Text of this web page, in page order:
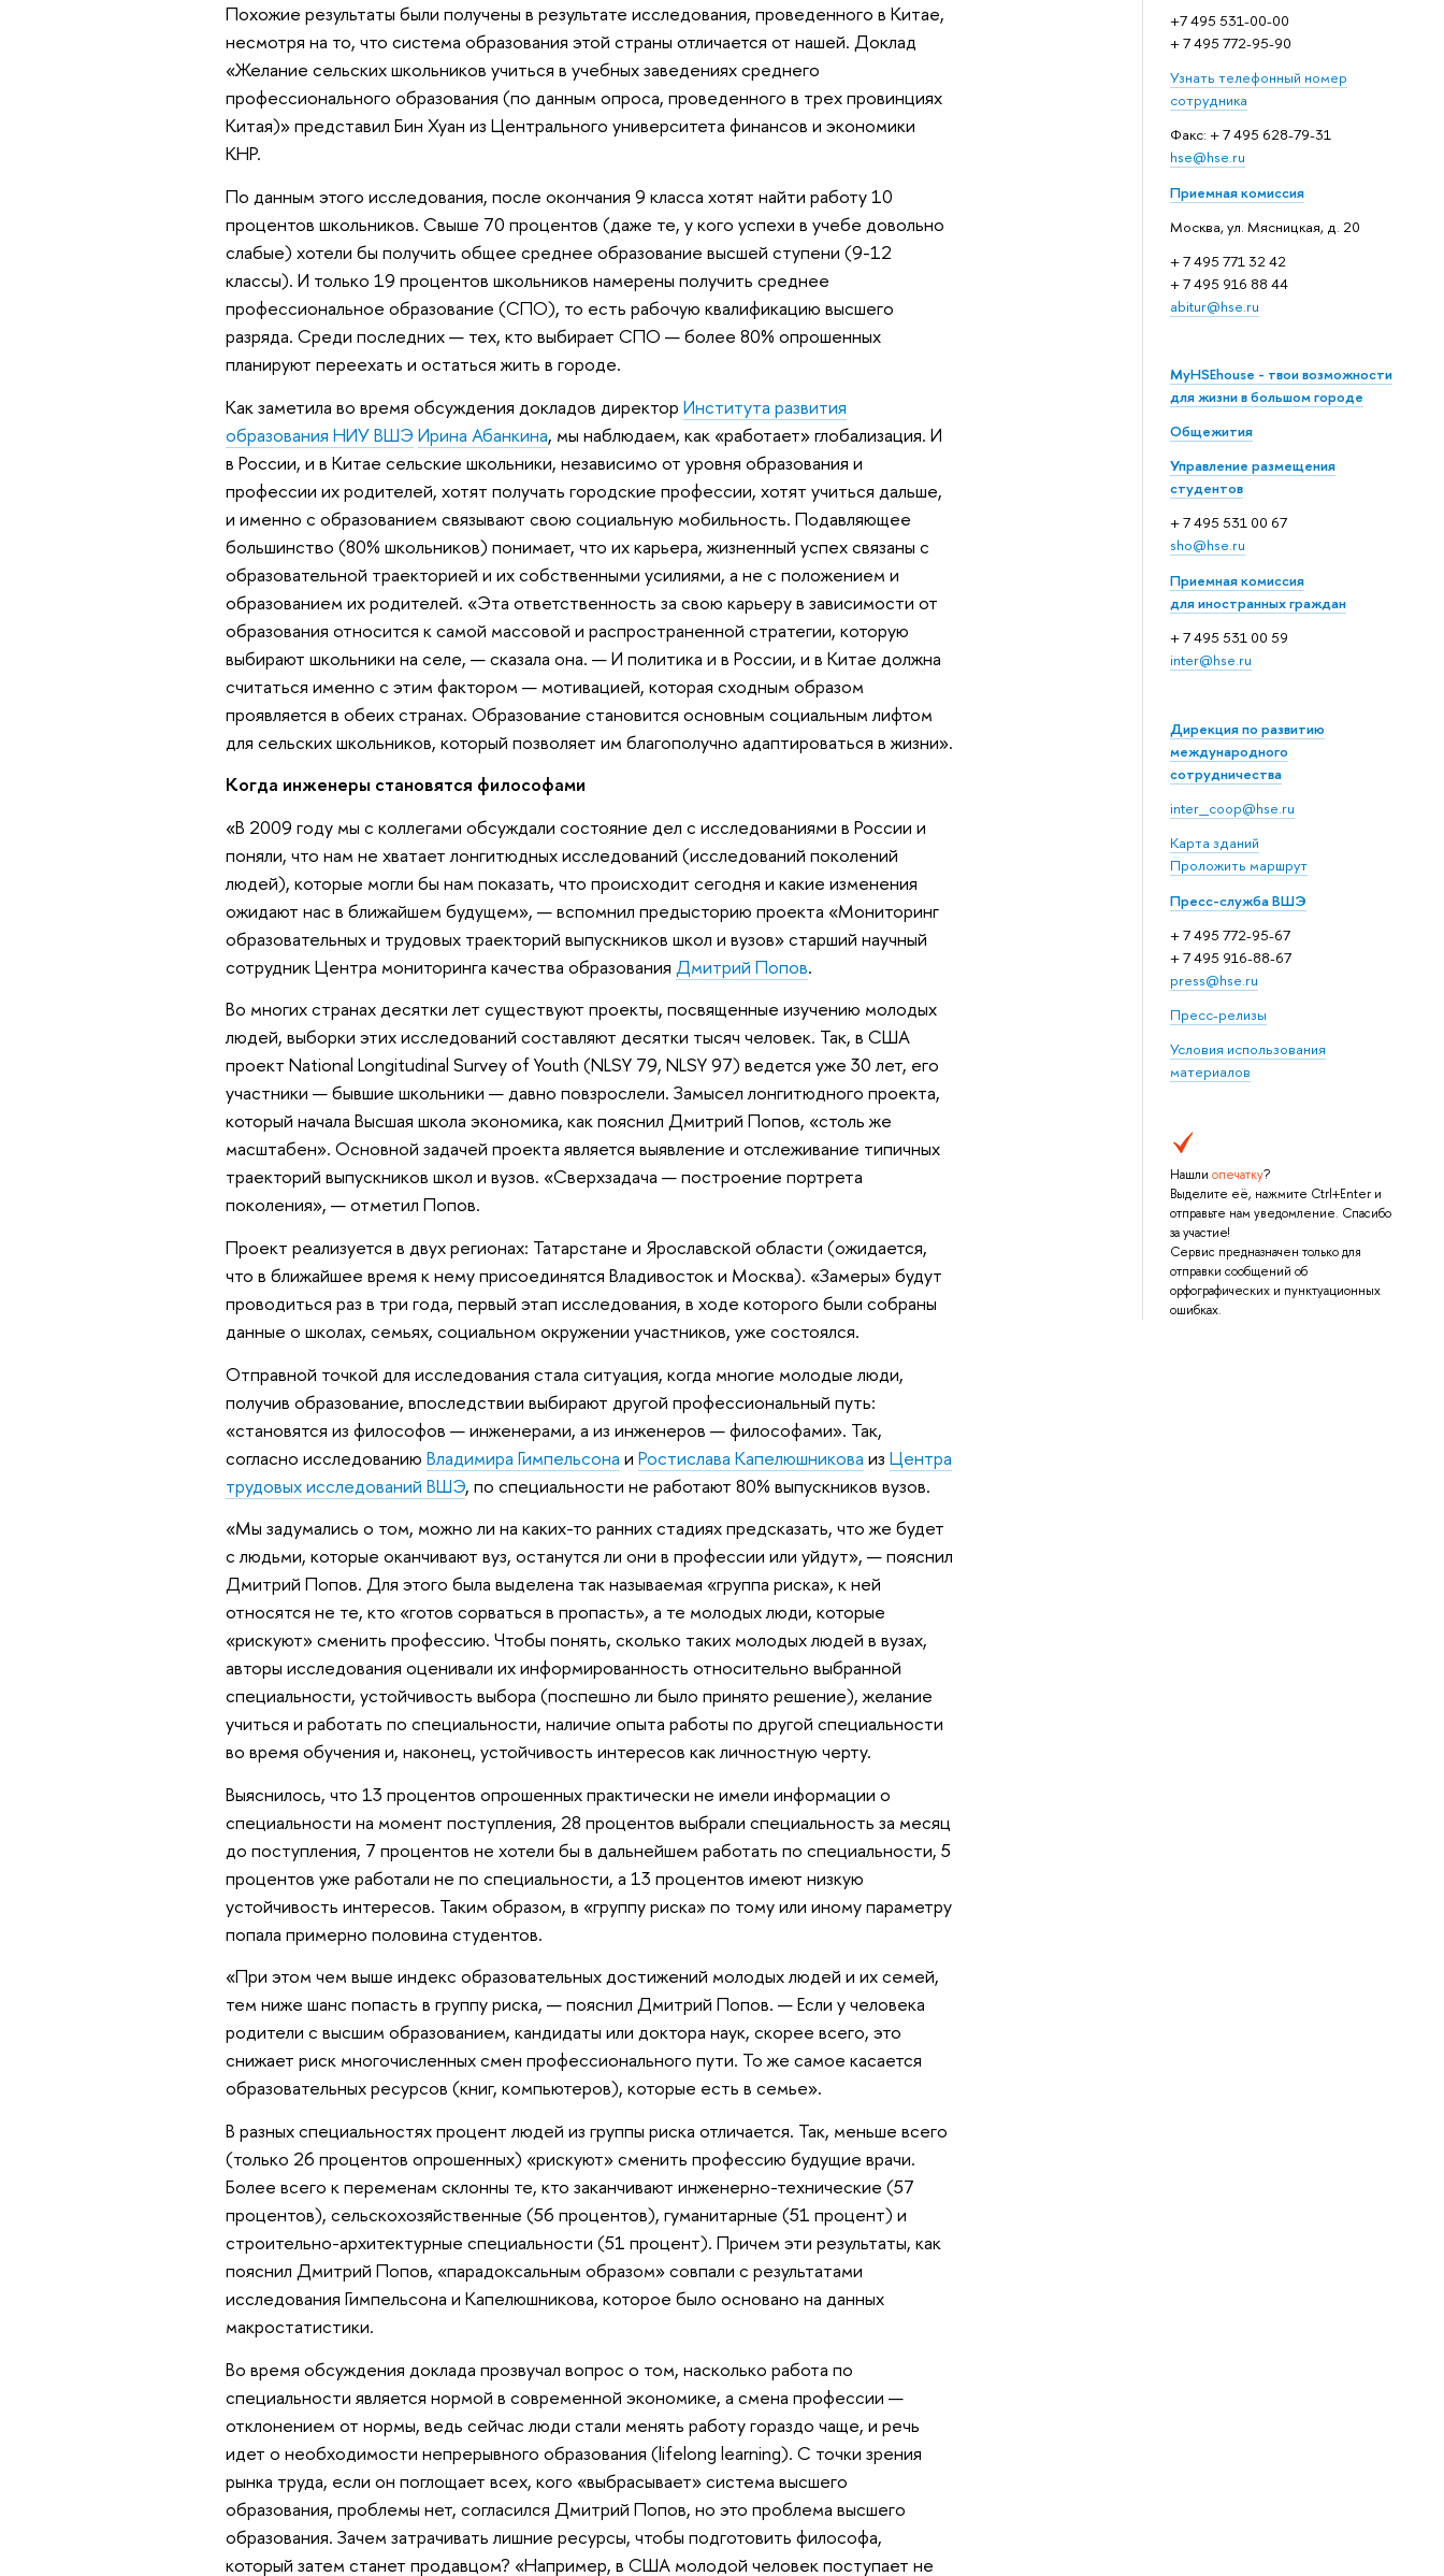
+7 495 531-00-00
+ 7 495 772-95-90
Узнать телефонный номер
сотрудника
Факс: + 7 495 628-79-31
hse@hse.ru
Приемная комиссия
Москва, ул. Мясницкая, д. 20
+ 7 495 771 32 42
+ 7 495 916 88 44
abitur@hse.ru
MyHSEhouse - твои возможности
для жизни в большом городе
Общежития
Управление размещения
студентов
+ 7 495 531 00 67
sho@hse.ru
Приемная комиссия
для иностранных граждан
+ 7 495 531 00 59
inter@hse.ru
Дирекция по развитию
международного
сотрудничества
inter_coop@hse.ru
Карта зданий
Проложить маршрут
Пресс-служба ВШЭ
+ 7 495 772-95-67
+ 7 495 916-88-67
press@hse.ru
Пресс-релизы
Условия использования
материалов
Нашли опечатку?
Выделите её, нажмите Ctrl+Enter и
отправьте нам уведомление. Спасибо
за участие!
Сервис предназначен только для
отправки сообщений об
орфографических и пунктуационных
ошибках.
Похожие результаты были получены в результате исследования, проведенного в Китае,
несмотря на то, что система образования этой страны отличается от нашей. Доклад
«Желание сельских школьников учиться в учебных заведениях среднего
профессионального образования (по данным опроса, проведенного в трех провинциях
Китая)» представил Бин Хуан из Центрального университета финансов и экономики
КНР.
По данным этого исследования, после окончания 9 класса хотят найти работу 10
процентов школьников. Свыше 70 процентов (даже те, у кого успехи в учебе довольно
слабые) хотели бы получить общее среднее образование высшей ступени (9-12
классы). И только 19 процентов школьников намерены получить среднее
профессиональное образование (СПО), то есть рабочую квалификацию высшего
разряда. Среди последних — тех, кто выбирает СПО — более 80% опрошенных
планируют переехать и остаться жить в городе.
Как заметила во время обсуждения докладов директор Института развития
образования НИУ ВШЭ Ирина Абанкина, мы наблюдаем, как «работает» глобализация. И
в России, и в Китае сельские школьники, независимо от уровня образования и
профессии их родителей, хотят получать городские профессии, хотят учиться дальше,
и именно с образованием связывают свою социальную мобильность. Подавляющее
большинство (80% школьников) понимает, что их карьера, жизненный успех связаны с
образовательной траекторией и их собственными усилиями, а не с положением и
образованием их родителей. «Эта ответственность за свою карьеру в зависимости от
образования относится к самой массовой и распространенной стратегии, которую
выбирают школьники на селе, — сказала она. — И политика и в России, и в Китае должна
считаться именно с этим фактором — мотивацией, которая сходным образом
проявляется в обеих странах. Образование становится основным социальным лифтом
для сельских школьников, который позволяет им благополучно адаптироваться в жизни».
Когда инженеры становятся философами
«В 2009 году мы с коллегами обсуждали состояние дел с исследованиями в России и
поняли, что нам не хватает лонгитюдных исследований (исследований поколений
людей), которые могли бы нам показать, что происходит сегодня и какие изменения
ожидают нас в ближайшем будущем», — вспомнил предысторию проекта «Мониторинг
образовательных и трудовых траекторий выпускников школ и вузов» старший научный
сотрудник Центра мониторинга качества образования Дмитрий Попов.
Во многих странах десятки лет существуют проекты, посвященные изучению молодых
людей, выборки этих исследований составляют десятки тысяч человек. Так, в США
проект National Longitudinal Survey of Youth (NLSY 79, NLSY 97) ведется уже 30 лет, его
участники — бывшие школьники — давно повзрослели. Замысел лонгитюдного проекта,
который начала Высшая школа экономика, как пояснил Дмитрий Попов, «столь же
масштабен». Основной задачей проекта является выявление и отслеживание типичных
траекторий выпускников школ и вузов. «Сверхзадача — построение портрета
поколения», — отметил Попов.
Проект реализуется в двух регионах: Татарстане и Ярославской области (ожидается,
что в ближайшее время к нему присоединятся Владивосток и Москва). «Замеры» будут
проводиться раз в три года, первый этап исследования, в ходе которого были собраны
данные о школах, семьях, социальном окружении участников, уже состоялся.
Отправной точкой для исследования стала ситуация, когда многие молодые люди,
получив образование, впоследствии выбирают другой профессиональный путь:
«становятся из философов — инженерами, а из инженеров — философами». Так,
согласно исследованию Владимира Гимпельсона и Ростислава Капелюшникова из Центра
трудовых исследований ВШЭ, по специальности не работают 80% выпускников вузов.
«Мы задумались о том, можно ли на каких-то ранних стадиях предсказать, что же будет
с людьми, которые оканчивают вуз, останутся ли они в профессии или уйдут», — пояснил
Дмитрий Попов. Для этого была выделена так называемая «группа риска», к ней
относятся не те, кто «готов сорваться в пропасть», а те молодых люди, которые
«рискуют» сменить профессию. Чтобы понять, сколько таких молодых людей в вузах,
авторы исследования оценивали их информированность относительно выбранной
специальности, устойчивость выбора (поспешно ли было принято решение), желание
учиться и работать по специальности, наличие опыта работы по другой специальности
во время обучения и, наконец, устойчивость интересов как личностную черту.
Выяснилось, что 13 процентов опрошенных практически не имели информации о
специальности на момент поступления, 28 процентов выбрали специальность за месяц
до поступления, 7 процентов не хотели бы в дальнейшем работать по специальности, 5
процентов уже работали не по специальности, а 13 процентов имеют низкую
устойчивость интересов. Таким образом, в «группу риска» по тому или иному параметру
попала примерно половина студентов.
«При этом чем выше индекс образовательных достижений молодых людей и их семей,
тем ниже шанс попасть в группу риска, — пояснил Дмитрий Попов. — Если у человека
родители с высшим образованием, кандидаты или доктора наук, скорее всего, это
снижает риск многочисленных смен профессионального пути. То же самое касается
образовательных ресурсов (книг, компьютеров), которые есть в семье».
В разных специальностях процент людей из группы риска отличается. Так, меньше всего
(только 26 процентов опрошенных) «рискуют» сменить профессию будущие врачи.
Более всего к переменам склонны те, кто заканчивают инженерно-технические (57
процентов), сельскохозяйственные (56 процентов), гуманитарные (51 процент) и
строительно-архитектурные специальности (51 процент). Причем эти результаты, как
пояснил Дмитрий Попов, «парадоксальным образом» совпали с результатами
исследования Гимпельсона и Капелюшникова, которое было основано на данных
макростатистики.
Во время обсуждения доклада прозвучал вопрос о том, насколько работа по
специальности является нормой в современной экономике, а смена профессии —
отклонением от нормы, ведь сейчас люди стали менять работу гораздо чаще, и речь
идет о необходимости непрерывного образования (lifelong learning). С точки зрения
рынка труда, если он поглощает всех, кого «выбрасывает» система высшего
образования, проблемы нет, согласился Дмитрий Попов, но это проблема высшего
образования. Зачем затрачивать лишние ресурсы, чтобы подготовить философа,
который затем станет продавцом? «Например, в США молодой человек поступает не